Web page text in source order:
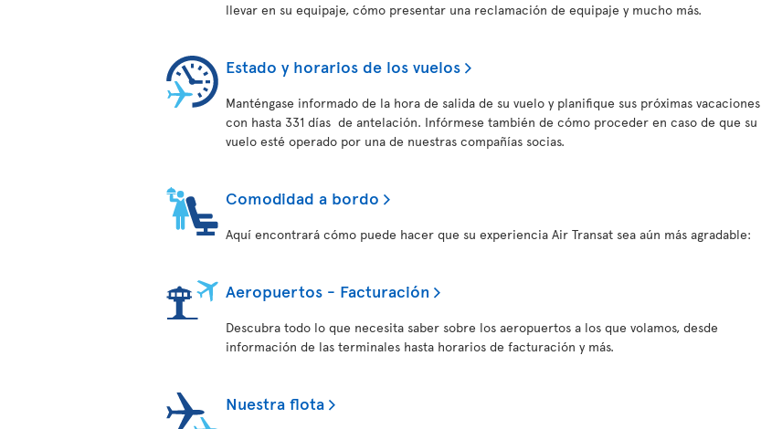
llevar en su equipaje, cómo presentar una reclamación de equipaje y mucho más.
Estado y horarios de los vuelos
Manténgase informado de la hora de salida de su vuelo y planifique sus próximas vacaciones
con hasta 331 días de antelación. Infórmese también de cómo proceder en caso de que su
vuelo esté operado por una de nuestras compañías socias.
Comodidad a bordo
Aquí encontrará cómo puede hacer que su experiencia Air Transat sea aún más agradable:
Aeropuertos - Facturación
Descubra todo lo que necesita saber sobre los aeropuertos a los que volamos, desde
información de las terminales hasta horarios de facturación y más.
Nuestra flota